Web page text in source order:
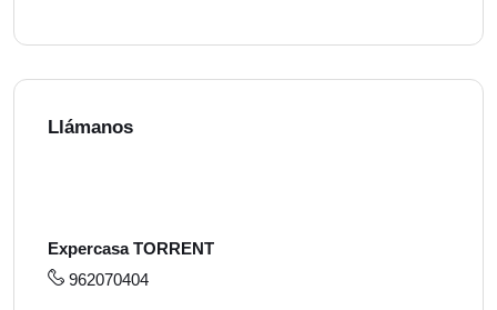
Llámanos
Expercasa TORRENT
962070404